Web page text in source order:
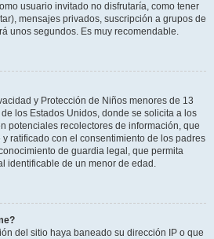
usuario invitado no disfrutaría, como tener
mensajes privados, suscripción a grupos de
unos segundos. Es muy recomendable.
y Protección de Niños menores de 13
los Estados Unidos, donde se solicita a los
potenciales recolectores de información, que
ratificado con el consentimiento de los padres
de guardia legal, que permita
identificable de un menor de edad.
del sitio haya baneado su dirección IP o que